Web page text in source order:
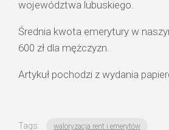
województwa lubuskiego.
Średnia kwota emerytury w
600 zł dla mężczyzn.
Artykuł pochodzi z wydania
Tags: waloryzacja rent i emerytów